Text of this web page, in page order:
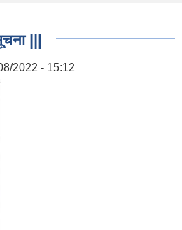
|||
2022 - 15:12